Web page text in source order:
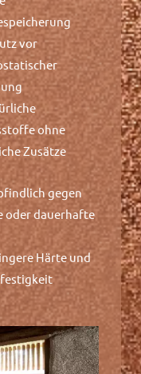
vor
ohne
Zusätze
gegen
oder dauerhafte
Härte und